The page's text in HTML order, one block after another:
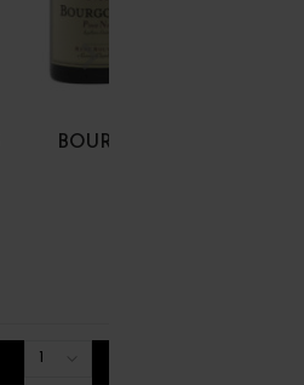
BOURGOGNE PINOT